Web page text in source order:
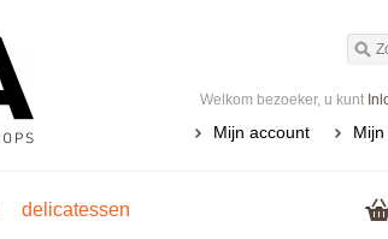
Welkom bezoeker, u kunt
Mijn account
delicatessen